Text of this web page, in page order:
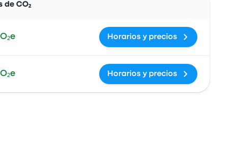
de CO₂
Horarios y precios
Horarios y precios